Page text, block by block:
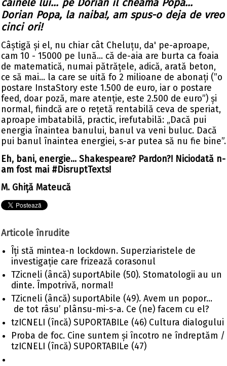
câinele lui... pe Dorian îl cheamă Popa...
Dorian Popa, la naiba!, am spus-o deja de vreo
cinci ori!
Câștigă și el, nu chiar cât Cheluțu, da' pe-aproape,
cam 10 - 15000 pe lună... că de-aia are burta ca foaia
de matematică, numai pătrățele, adică, arată beton,
ce să mai... la care se uită fo 2 milioane de abonați (”o
postare InstaStory este 1.500 de euro, iar o postare
feed, doar poză, mare atenție, este 2.500 de euro”) și
normal, fiindcă are o rețetă rentabilă ceva de speriat,
aproape imbatabilă, practic, irefutabilă: „Dacă pui
energia înaintea banului, banul va veni buluc. Dacă
pui banul înaintea energiei, s-ar putea să nu fie bine”.
Eh, bani, energie... Shakespeare? Pardon?! Niciodată n-
am fost mai #DisruptTexts!
M. Ghiță Mateucă
Articole înrudite
Îți stă mintea-n lockdown. Superziaristele de
investigație care frizează corasonul
TZicneli (âncă) suportAbile (50). Stomatologii au un
dinte. Împotrivă, normal!
TZicneli (âncă) suportAbile (49). Avem un popor...
de tot râsu’ plânsu-mi-s-a. Ce (ne) facem cu el?
tzICNELI (încă) SUPORTABILe (46) Cultura dialogului
Proba de foc. Cine suntem și încotro ne îndreptăm /
tzICNELI (încă) SUPORTABILe (47)